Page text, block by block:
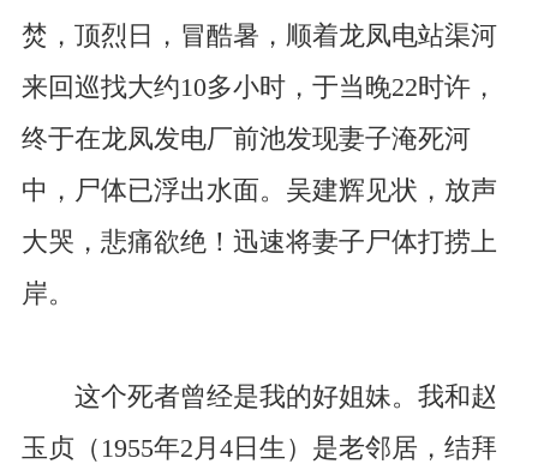
焚，顶烈日，冒酷暑，顺着龙凤电站渠河
来回巡找大约10多小时，于当晚22时许，
终于在龙凤发电厂前池发现妻子淹死河
中，尸体已浮出水面。吴建辉见状，放声
大哭，悲痛欲绝！迅速将妻子尸体打捞上
岸。
这个死者曾经是我的好姐妹。我和赵
玉贞（1955年2月4日生）是老邻居，结拜